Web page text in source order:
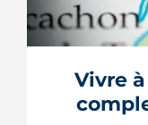
première
contre
On fait le
vraiment
sur les
Vivre